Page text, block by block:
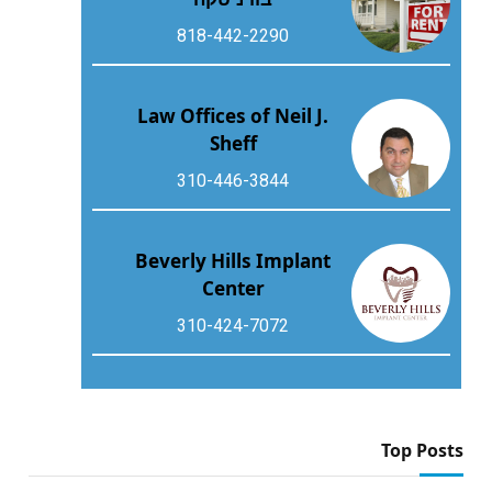
818-442-2290
Law Offices of Neil J.
Sheff
310-446-3844
Beverly Hills Implant
Center
310-424-7072
Top Posts